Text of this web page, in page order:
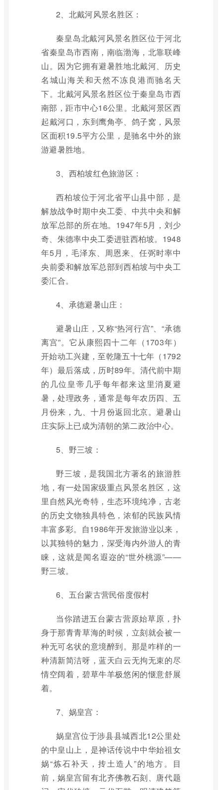
2、北戴河风景名胜区：
秦皇岛北戴河风景名胜区位于河北
省秦皇岛市西南，南临渤海，北靠联峰
山。因为它拥有避暑胜地北戴河、历史
名城山海关和天然不冻良港而驰名天
下。北戴河风景名胜区位于秦皇岛市西
南部，距市中心16公里。北戴河景区西
起戴河口，东到鹰角亭、鸽子窝，风景
区面积19.5平方公里，是驰名中外的旅
游避暑胜地。
3、西柏坡红色旅游区：
西柏坡位于河北省平山县中部，是
解放战争时期中央工委、中共中央和解
放军总部的所在地。1947年5月，刘少
奇、朱德率中央工委进驻西柏坡。1948
年5月，毛泽东、周恩来、任弼时率中
央前委和解放军总部到西柏坡与中央工
委汇合。
4、承德避暑山庄：
避暑山庄，又称“热河行宫”、“承德
离宫”。它从康熙四十二年（1703年）
开始动工兴建，至乾隆五十七年（1792
年）最后落成，历时89年。清代前中期
的几位皇帝几乎每年都来这里消夏避
暑，处理政务，通常是每年农历四、五
月份来，九、十月份返回北京。避暑山
庄实际上已成为清朝的第二政治中心。
5、野三坡：
野三坡，是我国北方著名的旅游胜
地，有一处国家级重点风景名胜区，这
里自然风光奇特，生态环境纯净，古老
的历史文物独具特色，浓郁的民族风情
丰富多彩。自1986年开发旅游业以来，
以其独特的魅力，深受海内外游人的青
睐，这就是闻名遐迩的“世外桃源”——
野三坡。
6、五台蒙古营民俗度假村
当你踏进五台蒙古营原始草原，扑
身于那青青草海的时候，立刻就会被一
种无可名状的意境醉到。那是咋样的一
种清新简洁呀，蓝天白云无拘无束的尽
情空阔着，碧草牛羊极悠闲的惬意舒展
着。
7、娲皇宫：
娲皇宫位于涉县县城西北12公里处
的中皇山上，是神话传说中中华始祖女
娲“炼石补天，抟土造人”的地方。目
前，娲皇宫留有北齐佛教石刻、唐代题